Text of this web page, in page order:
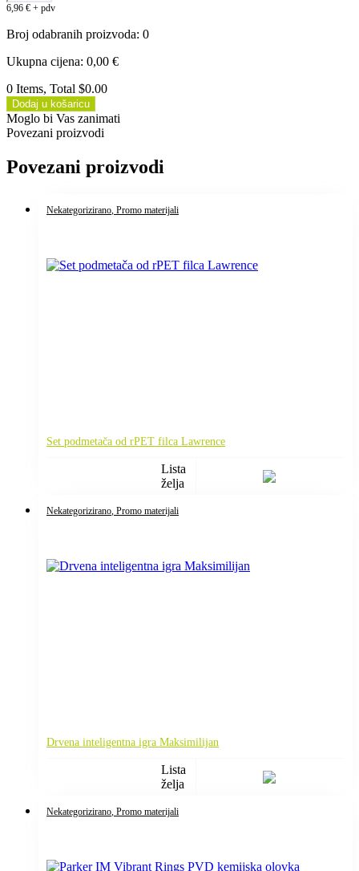
6,96 € + pdv
Broj odabranih proizvoda: 0
Ukupna cijena: 0,00 €
0 Items, Total $0.00
Dodaj u košaricu
Moglo bi Vas zanimati
Povezani proizvodi
Povezani proizvodi
Nekategorizirano , Promo materijali
Set podmetača od rPET filca Lawrence
Lista
želja
Nekategorizirano , Promo materijali
Drvena inteligentna igra Maksimilijan
Lista
želja
Nekategorizirano , Promo materijali